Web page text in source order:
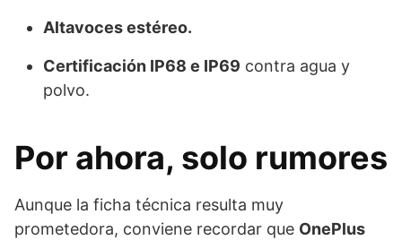
Altavoces estéreo.
Certificación IP68 e IP69 contra agua y
polvo.
Por ahora, solo rumores
Aunque la ficha técnica resulta muy
prometedora, conviene recordar que OnePlus